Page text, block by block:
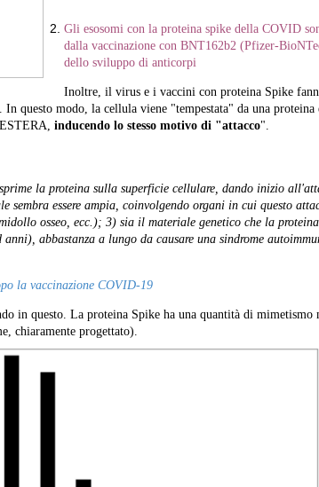
Gli esosomi con la proteina spike della COVID
dalla vaccinazione con BNT162b2 (Pfizer-
dello sviluppo di anticorpi
Inoltre, il virus e i vaccini con proteina Spike
questo modo, la cellula viene "tempestata" da una proteina
inducendo lo stesso motivo di "attacco".
la proteina sulla superficie cellulare, dando inizio
sembra essere ampia, coinvolgendo organi in cui questo
osseo, ecc.); 3) sia il materiale genetico che la proteina
abbastanza a lungo da causare una sindrome
la vaccinazione COVID-19
in questo. La proteina Spike ha una quantità di mimetismo
chiaramente progettato).